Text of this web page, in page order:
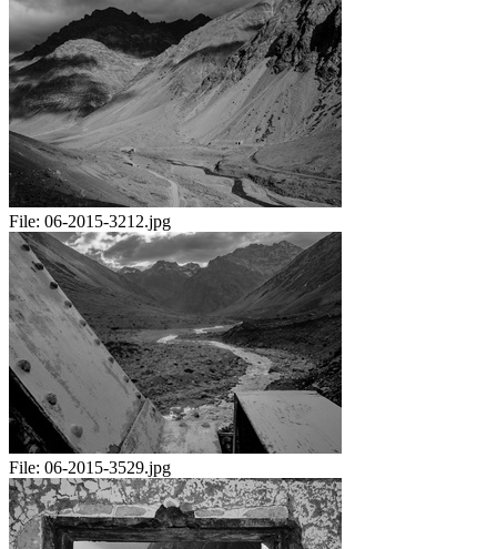
File: 06-2015-3212.jpg
File: 06-2015-3529.jpg